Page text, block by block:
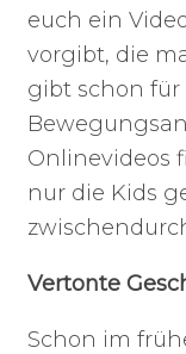
euch ein
vorgibt, die
gibt schon für
Onlinevideos
nur die Kids
Vertonte
Schon im